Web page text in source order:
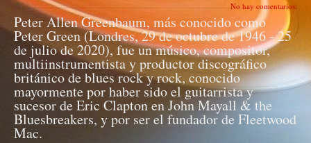
No hay comentarios:
Peter Allen Greenbaum, más conocido como
Peter Green (Londres, 29 de octubre de 1946 - 25
de julio de 2020), fue un músico, compositor,
multiinstrumentista y productor discográfico
británico de blues rock y rock, conocido
mayormente por haber sido el guitarrista y
sucesor de Eric Clapton en John Mayall & the
Bluesbreakers, y por ser el fundador de Fleetwood
Mac.